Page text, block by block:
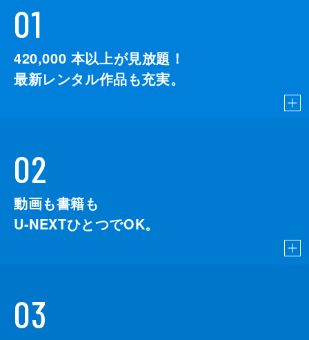
01
420,000 本以上が見放題！
最新レンタル作品も充実。
02
動画も書籍も
U-NEXTひとつでOK。
03